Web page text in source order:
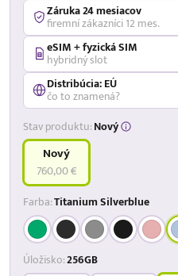
Záruka 24 mesiacov
firemní zákazníci 12 mes.
eSIM + fyzická SIM
hybridný slot
Distribúcia: EÚ
čo to znamená?
Stav produktu:Nový
Nový
760,00 €
Farba:Titanium Silverblue
Úložisko:256GB